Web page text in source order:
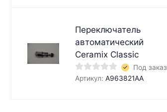
Переключатель
автоматический
Ceramix Classic
Под заказ
Артикул: A963821AA